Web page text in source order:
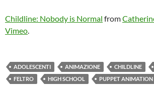
Childline: Nobody is Normal from
Vimeo.
ADOLESCENTI ANIMAZIONE CHILDLINE
FELTRO
HIGH SCHOOL PUPPET ANIMATION